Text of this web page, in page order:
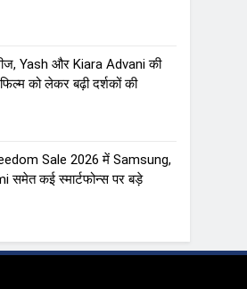
Yash और Kiara Advani की
को लेकर बढ़ी दर्शकों की
Sale 2026 में Samsung,
समेत कई स्मार्टफोन्स पर बड़े